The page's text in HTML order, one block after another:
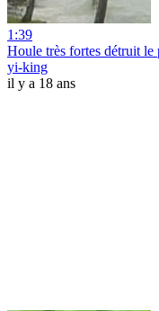
1:39
Houle très fortes détruit le
yi-king
il y a 18 ans